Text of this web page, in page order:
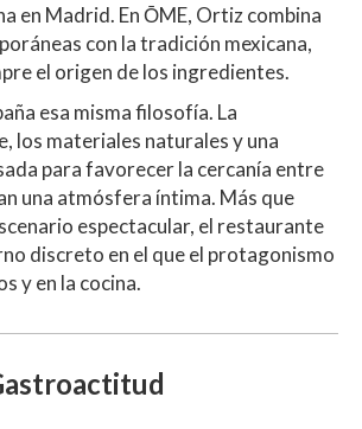
en Madrid. En ŌME, Ortiz combina
con la tradición mexicana,
el origen de los ingredientes.
esa misma filosofía. La
los materiales naturales y una
para favorecer la cercanía entre
una atmósfera íntima. Más que
espectacular, el restaurante
discreto en el que el protagonismo
y en la cocina.